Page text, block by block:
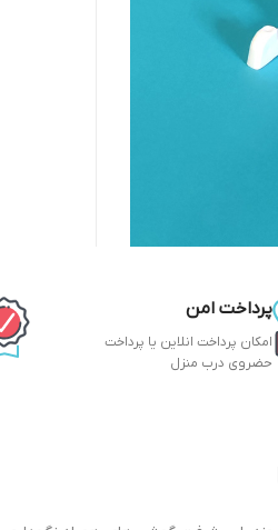
پرداخت امن
امکان پرداخت انلاین یا پرداخت
حضروی درب منزل